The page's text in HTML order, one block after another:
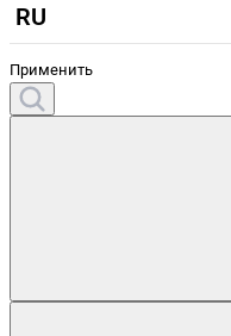
RU
Применить